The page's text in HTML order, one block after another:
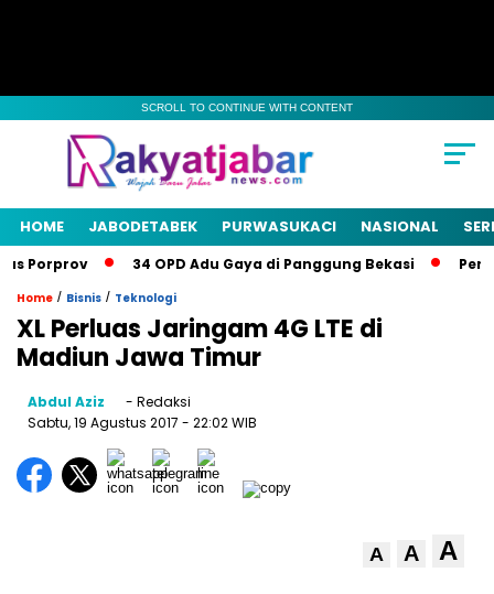
SCROLL TO CONTINUE WITH CONTENT
HOME JABODETABEK PURWASUKACI NASIONAL
Porprov 34 OPD Adu Gaya di Panggung Bekasi
Home / Bisnis / Teknologi
XL Perluas Jaringam 4G LTE di
Madiun Jawa Timur
Abdul Aziz
- Redaksi
Sabtu, 19 Agustus 2017 - 22:02 WIB
A A A